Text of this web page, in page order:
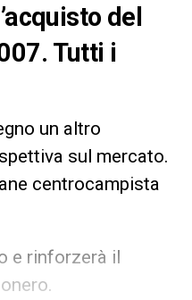
del
Tutti i
un altro
sul mercato.
centrocampista
e rinforzerà il